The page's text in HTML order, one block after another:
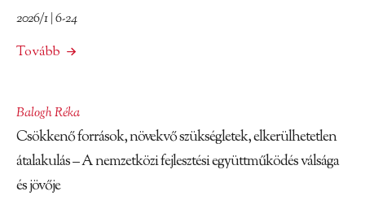
2026/1 | 6-24
Tovább
Balogh Réka
Csökkenő források, növekvő szükségletek, elkerülhetetlen
átalakulás – A nemzetközi fejlesztési együttműködés válsága
és jövője